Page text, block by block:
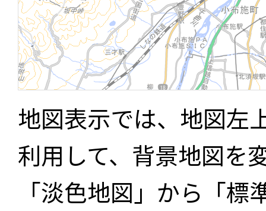
地図表示では、地図左
利用して、背景地図を
「淡色地図」から「